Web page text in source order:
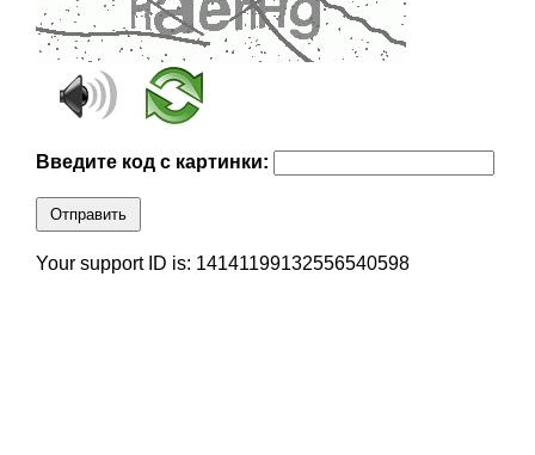
Введите код с картинки:
Отправить
Your support ID is: 14141199132556540598